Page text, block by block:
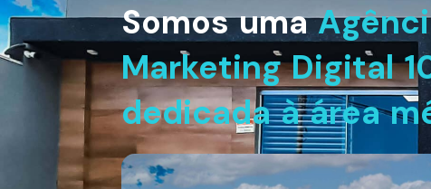
Somos uma
Marketing Digital
dedicada à área